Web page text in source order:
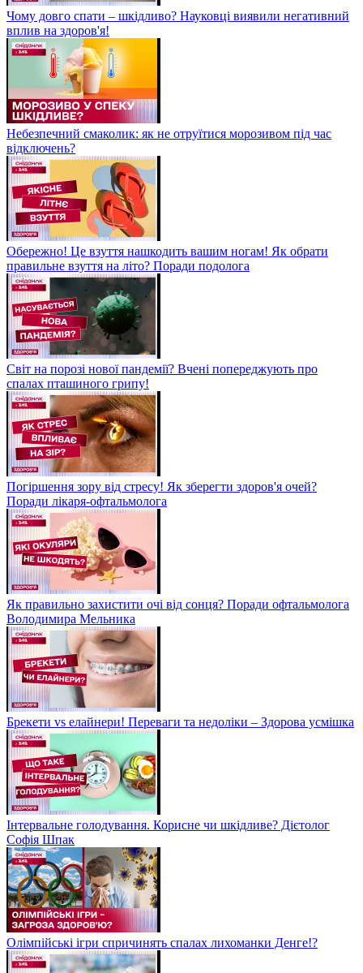
Чому довго спати – шкідливо? Науковці виявили негативний
вплив на здоров'я!
Небезпечний смаколик: як не отруїтися морозивом під час
відключень?
Обережно! Це взуття нашкодить вашим ногам! Як обрати
правильне взуття на літо? Поради подолога
Світ на порозі нової пандемії? Вчені попереджують про
спалах пташиного грипу!
Погіршення зору від стресу! Як зберегти здоров'я очей?
Поради лікаря-офтальмолога
Як правильно захистити очі від сонця? Поради офтальмолога
Володимира Мельника
Брекети vs елайнери! Переваги та недоліки – Здорова усмішка
Інтервальне голодування. Корисне чи шкідливе? Дієтолог
Софія Шпак
Олімпійські ігри спричинять спалах лихоманки Денге!?